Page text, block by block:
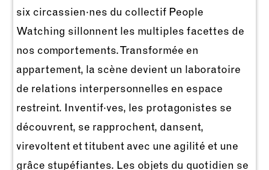
six circassien·nes du collectif People
Watching sillonnent les multiples facettes de
nos comportements. Transformée en
appartement, la scène devient un laboratoire
de relations interpersonnelles en espace
restreint. Inventif·ves, les protagonistes se
découvrent, se rapprochent, dansent,
virevoltent et titubent avec une agilité et une
grâce stupéfiantes. Les objets du quotidien se